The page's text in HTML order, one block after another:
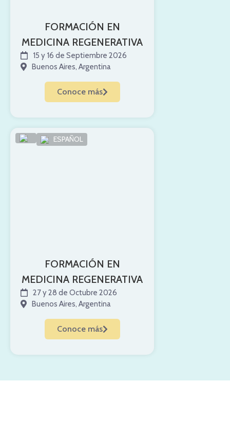
FORMACIÓN EN
MEDICINA REGENERATIVA
15 y 16 de Septiembre 2026
Buenos Aires, Argentina
Conoce más
ESPAÑOL
FORMACIÓN EN
MEDICINA REGENERATIVA
27 y 28 de Octubre 2026
Buenos Aires, Argentina
Conoce más